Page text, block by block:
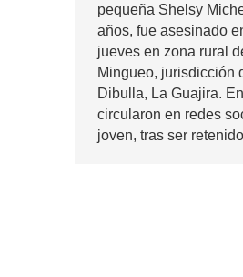
pequeña Shelsy
años, fue asesinado
jueves en zona rural
Mingueo, jurisdicción
Dibulla, La Guajira.
circularon en redes
joven, tras ser